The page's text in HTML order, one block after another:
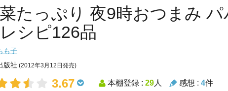
たっぷり 夜9時おつまみ
シピ126品
も子
版社 (2012年3月12日発売)
3.67 本棚登録 : 29人 感想 : 4件